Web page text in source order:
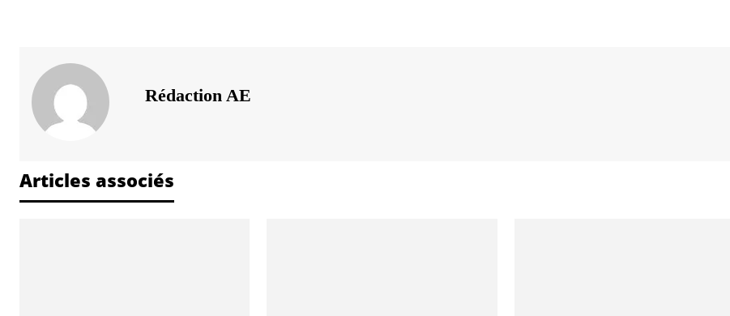
Rédaction AE
Articles associés